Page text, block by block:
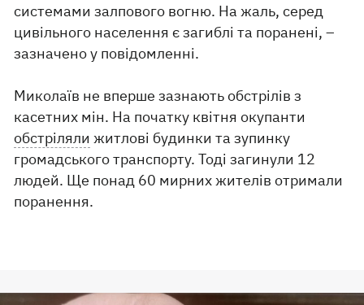
системами залпового вогню. На жаль, серед
цивільного населення є загиблі та поранені, –
зазначено у повідомленні.
Миколаїв не вперше зазнають обстрілів з
касетних мін. На початку квітня окупанти
обстріляли житлові будинки та зупинку
громадського транспорту. Тоді загинули 12
людей. Ще понад 60 мирних жителів отримали
поранення.